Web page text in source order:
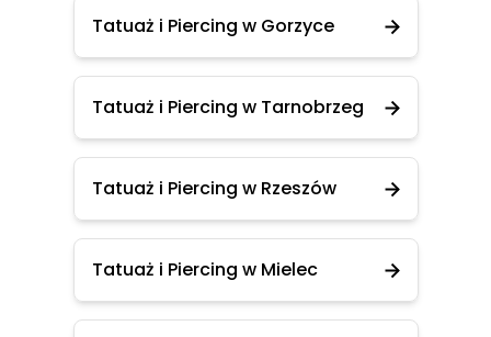
Tatuaż i Piercing w Gorzyce
Tatuaż i Piercing w Tarnobrzeg
Tatuaż i Piercing w Rzeszów
Tatuaż i Piercing w Mielec